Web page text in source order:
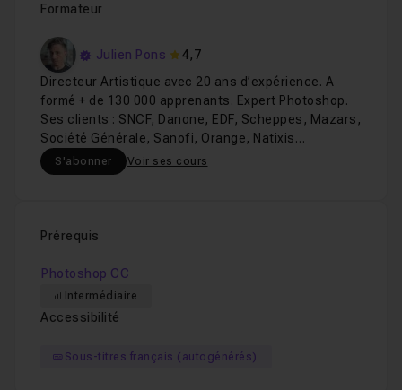
Formateur
Julien Pons
4,7
Directeur Artistique avec 20 ans d’expérience. A
formé + de 130 000 apprenants. Expert Photoshop.
Ses clients : SNCF, Danone, EDF, Scheppes, Mazars,
Société Générale, Sanofi, Orange, Natixis…
S'abonner Voir ses cours
Prérequis
Photoshop CC
Intermédiaire
Accessibilité
Sous-titres français (autogénérés)